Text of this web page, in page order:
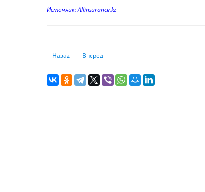
Источник: Allinsurance.kz
Предыдущий: Электрики стали самыми
Назад Следующий: На Китай больше нет
Вперед